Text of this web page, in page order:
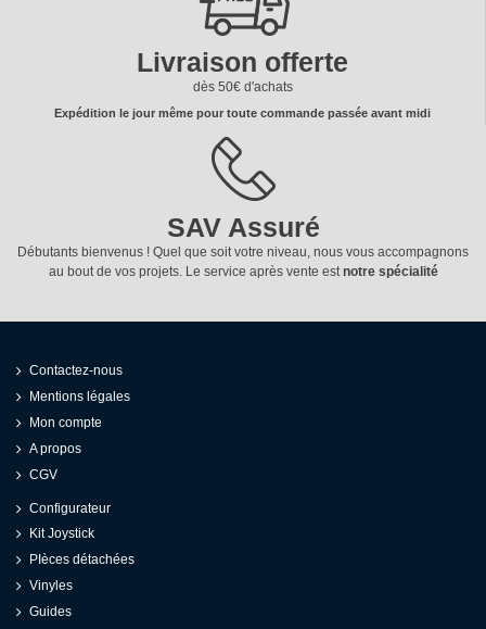
Livraison offerte
dès 50€ d'achats
Expédition le jour même pour toute commande passée avant midi
SAV Assuré
Débutants bienvenus ! Quel que soit votre niveau, nous vous accompagnons
au bout de vos projets. Le service après vente estnotre spécialité
Contactez-nous
Mentions légales
Mon compte
A propos
CGV
Configurateur
Kit Joystick
PIèces détachées
Vinyles
Guides